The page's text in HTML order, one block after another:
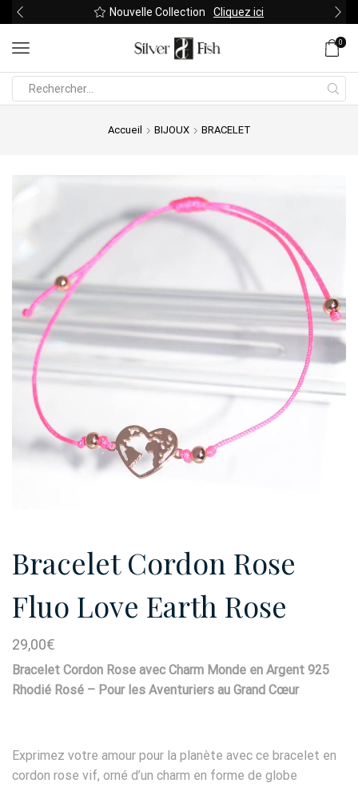
Nouvelle Collection Cliquez ici
0
Accueil BIJOUX BRACELET
Bracelet Cordon Rose
Fluo Love Earth Rose
29,00€
Bracelet Cordon Rose avec Charm Monde en Argent 925
Rhodié Rosé – Pour les Aventuriers au Grand Cœur
Exprimez votre amour pour la planète avec ce bracelet en
cordon rose vif, orné d’un charm en forme de globe